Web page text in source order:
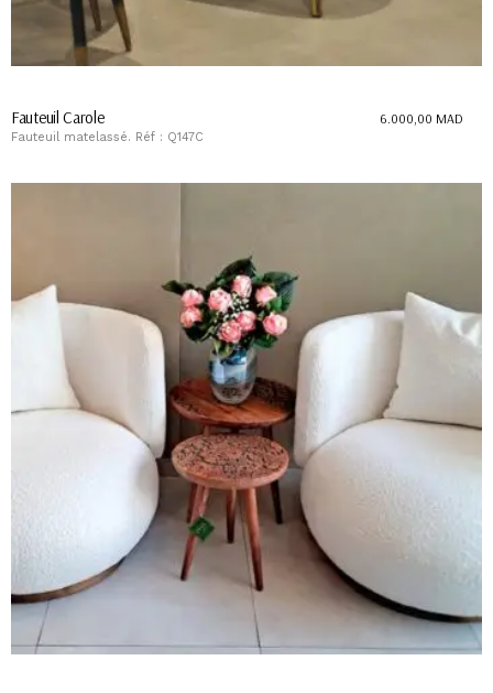
Fauteuil Carole
Fauteuil matelassé. Réf : Q147C
6.000,00 MAD